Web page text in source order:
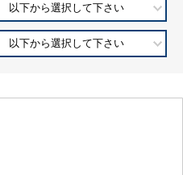
以下から選択して下さい
以下から選択して下さい